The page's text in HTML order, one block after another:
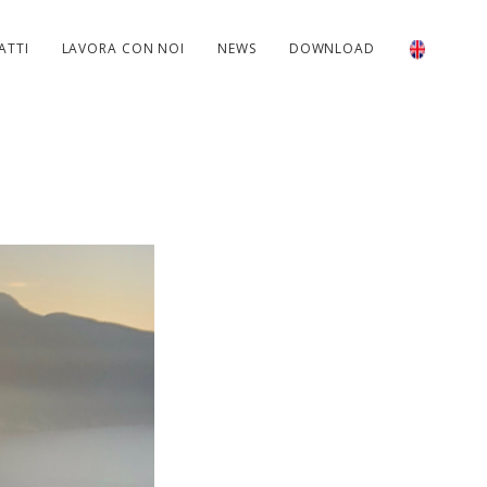
LAVORA CON NOI NEWS DOWNLOAD